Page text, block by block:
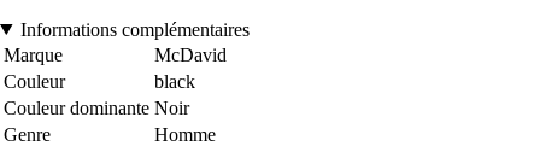
Informations complémentaires
Marque
McDavid
Couleur
black
Couleur dominante Noir
Genre
Homme